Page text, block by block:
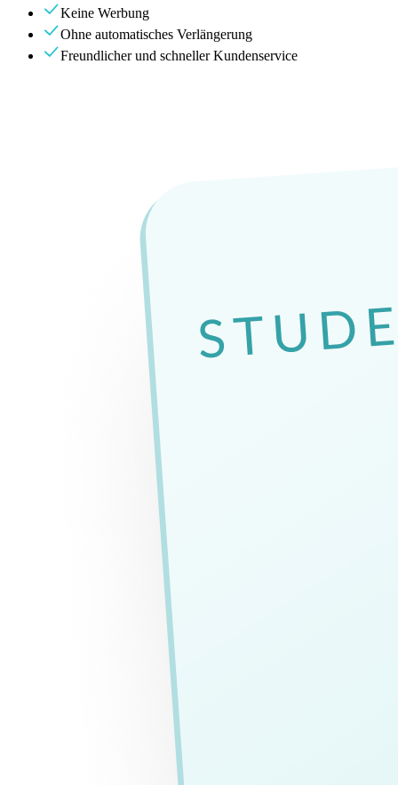
Keine Werbung
Ohne automatisches Verlängerung
Freundlicher und schneller Kundenservice